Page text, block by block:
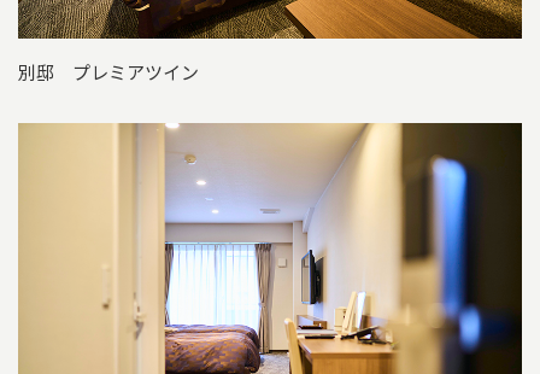
別邸 プレミアツイン